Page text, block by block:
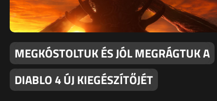
MEGKÓSTOLTUK ÉS JÓL MEGRÁGTUK A
DIABLO 4 ÚJ KIEGÉSZÍTŐJÉT